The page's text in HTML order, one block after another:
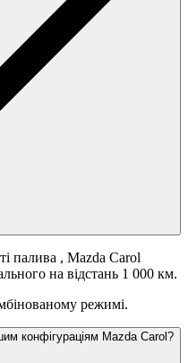
палива , Mazda Carol
на відстань 1 000 км.
режимі.
конфігураціям Mazda Carol?